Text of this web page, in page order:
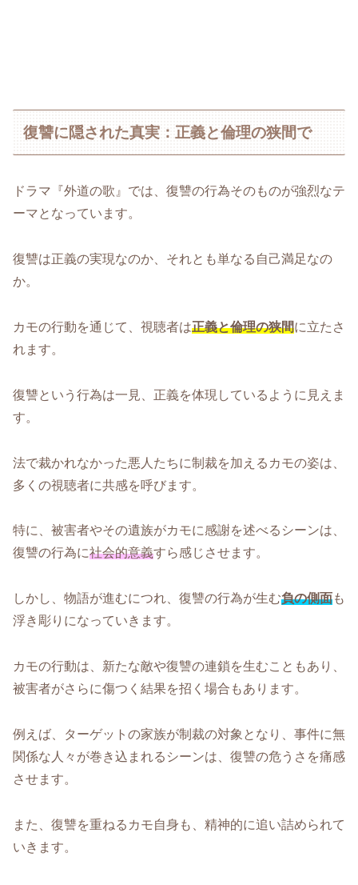
復讐に隠された真実：正義と倫理の狭間で
ドラマ『外道の歌』では、復讐の行為そのものが強烈なテ
ーマとなっています。
復讐は正義の実現なのか、それとも単なる自己満足なの
か。
カモの行動を通じて、視聴者は正義と倫理の狭間に立たさ
れます。
復讐という行為は一見、正義を体現しているように見えま
す。
法で裁かれなかった悪人たちに制裁を加えるカモの姿は、
多くの視聴者に共感を呼びます。
特に、被害者やその遺族がカモに感謝を述べるシーンは、
復讐の行為に社会的意義すら感じさせます。
しかし、物語が進むにつれ、復讐の行為が生む負の側面も
浮き彫りになっていきます。
カモの行動は、新たな敵や復讐の連鎖を生むこともあり、
被害者がさらに傷つく結果を招く場合もあります。
例えば、ターゲットの家族が制裁の対象となり、事件に無
関係な人々が巻き込まれるシーンは、復讐の危うさを痛感
させます。
また、復讐を重ねるカモ自身も、精神的に追い詰められて
いきます。